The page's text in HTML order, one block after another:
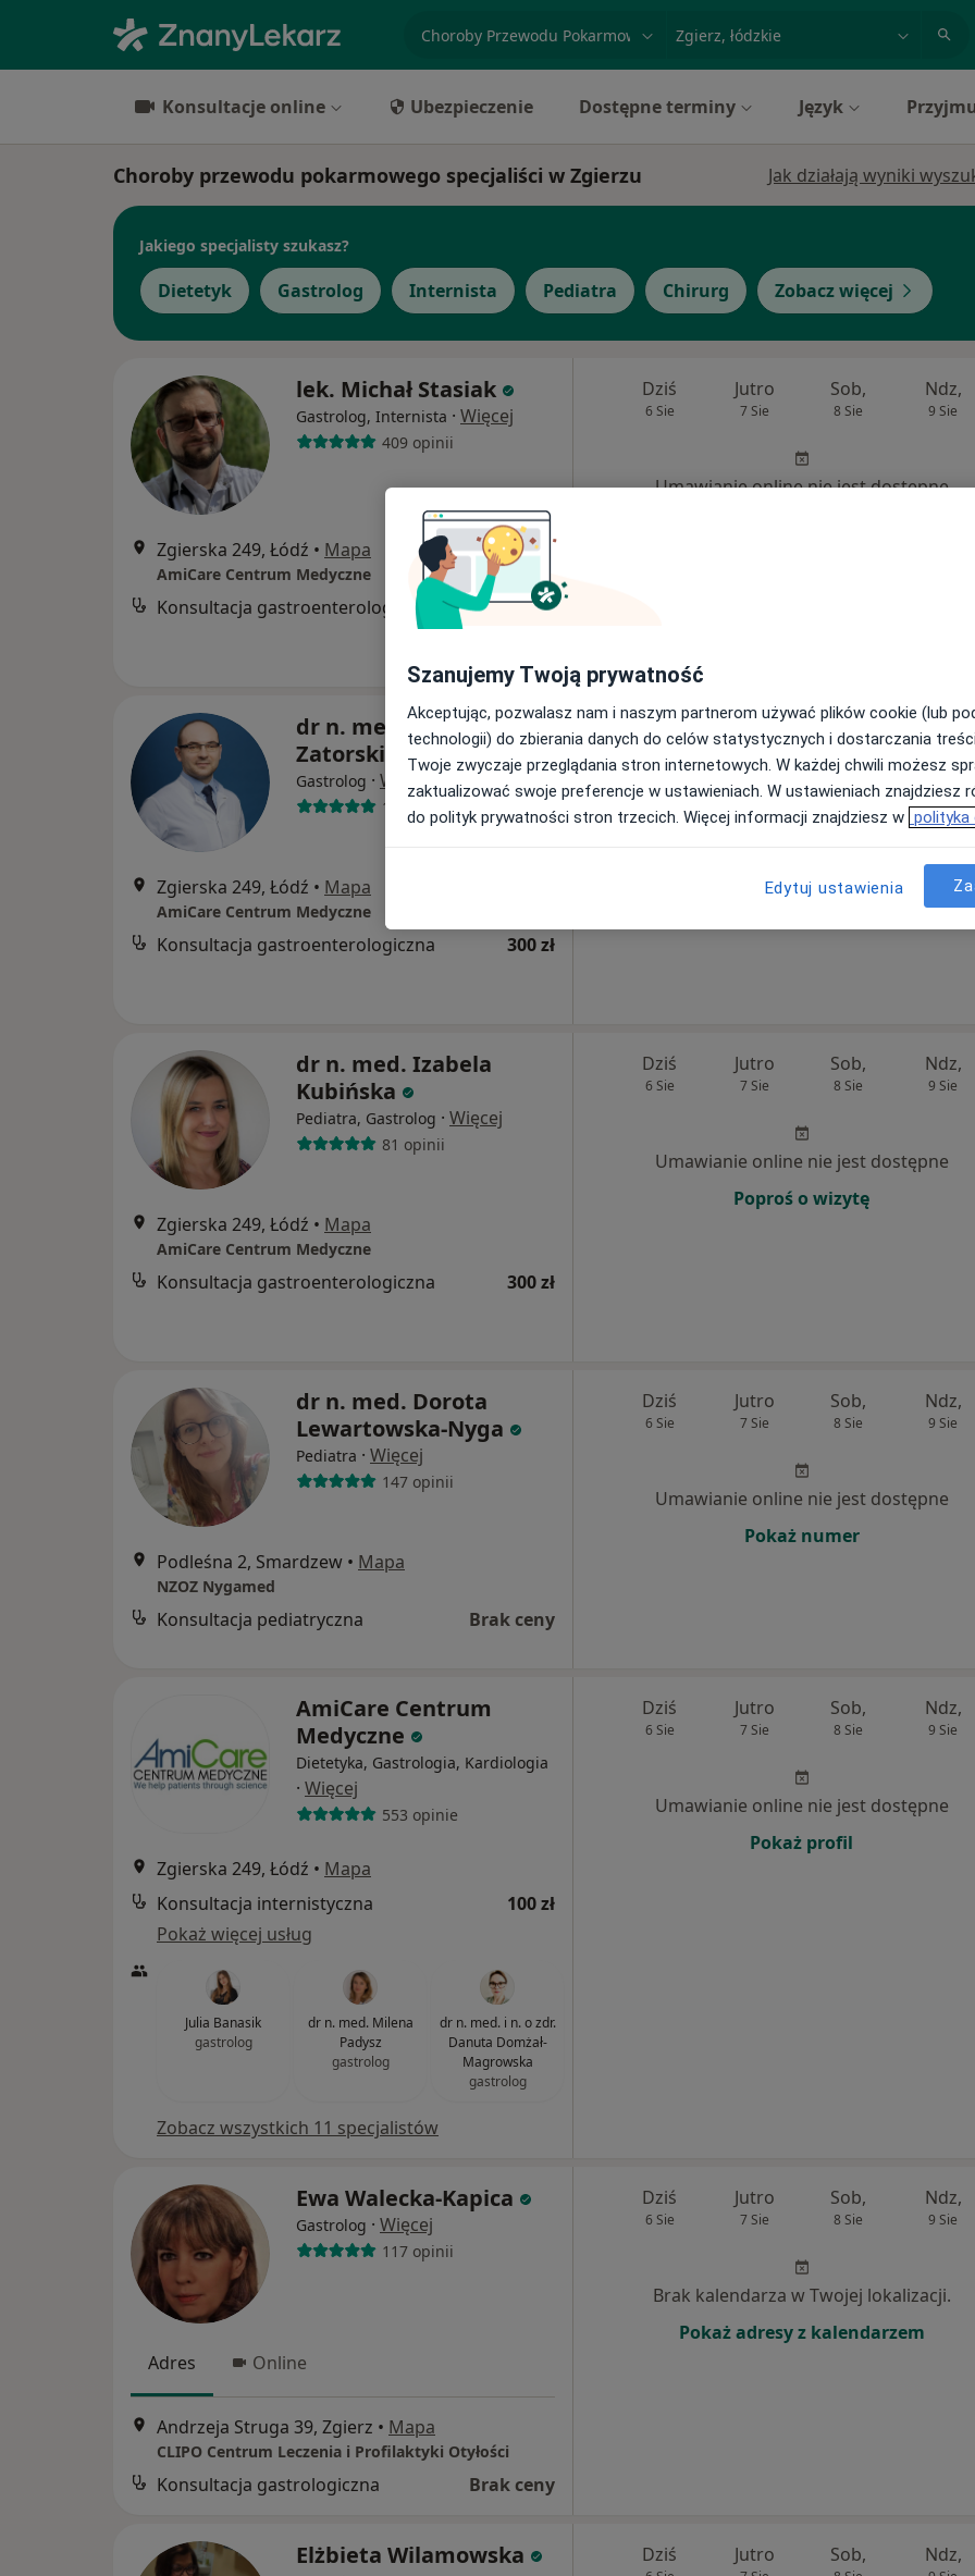
miasto lub dzielnica
Konsultacje online Ubezpieczenie Dostępne terminy Język
Choroby przewodu pokarmowego specjaliści w Zgierzu Jak działają wyniki
Jakiego specjalisty szukasz?
Dietetyk Gastrolog Internista Pediatra Chirurg Zobacz więcej
lek. Michał Stasiak
Gastrolog, Internista · Więcej
409 opinii
Zgierska 249, Łódź • Mapa
AmiCare Centrum Medyczne
Konsultacja gastroenterologiczna 450 zł
Dziś
6 Sie
Jutro
7 Sie
Sob,
8 Sie
Ndz,
9 Sie
Umawianie online nie jest dostępne
dr n. med. Hubert
Zatorski
Gastrolog · Więcej
173 opinie
Zgierska 249, Łódź • Mapa
AmiCare Centrum Medyczne
Konsultacja gastroenterologiczna 300 zł
Dziś
6 Sie
Jutro
7 Sie
Sob,
8 Sie
Ndz,
9 Sie
Umawianie online nie jest dostępne
dr n. med. Izabela
Kubińska
Pediatra, Gastrolog · Więcej
81 opinii
Zgierska 249, Łódź • Mapa
AmiCare Centrum Medyczne
Konsultacja gastroenterologiczna 300 zł
Dziś
6 Sie
Jutro
7 Sie
Sob,
8 Sie
Ndz,
9 Sie
Umawianie online nie jest dostępne
Poproś o wizytę
dr n. med. Dorota
Lewartowska-Nyga
Pediatra · Więcej
147 opinii
Podleśna 2, Smardzew • Mapa
NZOZ Nygamed
Konsultacja pediatryczna Brak ceny
Dziś
6 Sie
Jutro
7 Sie
Sob,
8 Sie
Ndz,
9 Sie
Umawianie online nie jest dostępne
Pokaż numer
AmiCare Centrum
Medyczne
Dietetyka, Gastrologia, Kardiologia
· Więcej
553 opinie
Zgierska 249, Łódź • Mapa
Konsultacja internistyczna
100 zł
Pokaż więcej usług
Julia Banasik
gastrolog
dr n. med. Milena
Padysz
gastrolog
dr n. med. i n. o zdr.
Danuta Domżał-
Magrowska
gastrolog
Zobacz wszystkich 11 specjalistów
Dziś
6 Sie
Jutro
7 Sie
Sob,
8 Sie
Ndz,
9 Sie
Umawianie online nie jest dostępne
Pokaż profil
Ewa Walecka-Kapica
Gastrolog · Więcej
117 opinii
Adres Online
Andrzeja Struga 39, Zgierz • Mapa
CLIPO Centrum Leczenia i Profilaktyki Otyłości
Konsultacja gastrologiczna Brak ceny
Dziś
6 Sie
Jutro
7 Sie
Sob,
8 Sie
Ndz,
9 Sie
Brak kalendarza w Twojej lokalizacji.
Pokaż adresy z kalendarzem
Elżbieta Wilamowska Dziś Jutro Sob, Ndz,
Szanujemy Twoją prywatność
Akceptując, pozwalasz nam i naszym partnerom używać plików cookie (lub
technologii) do zbierania danych do celów statystycznych i dostarczania
Twoje zwyczaje przeglądania stron internetowych. W każdej chwili możesz
zaktualizować swoje preferencje w ustawieniach. W ustawieniach znajdziesz
do polityk prywatności stron trzecich. Więcej informacji znajdziesz w polityka
Edytuj ustawienia